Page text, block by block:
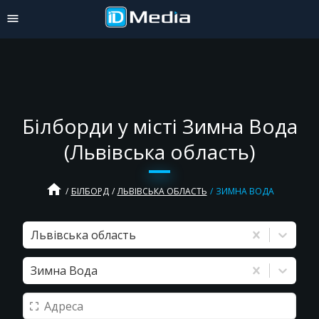
Білборди у місті Зимна Вода
(Львівська область)
home БІЛБОРД ЛЬВІВСЬКА ОБЛАСТЬ ЗИМНА ВОДА
Львівська область
Зимна Вода